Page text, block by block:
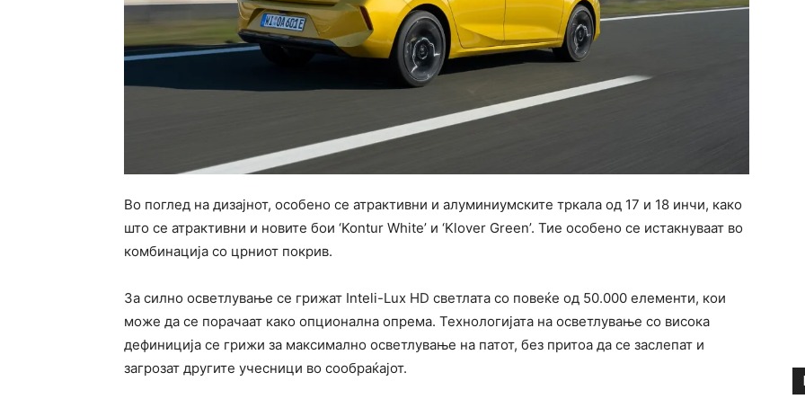
Во поглед на дизајнот, особено се атрактивни и алуминиумските тркала од 17 и 18 инчи, како
што се атрактивни и новите бои ‘Kontur White’ и ‘Klover Green’. Тие особено се истакнуваат во
комбинација со црниот покрив.
За силно осветлување се грижат Inteli-Lux HD светлата со повеќе од 50.000 елементи, кои
може да се порачаат како опционална опрема. Технологијата на осветлување со висока
дефиниција се грижи за максимално осветлување на патот, без притоа да се заслепат и
загрозат другите учесници во сообраќајот.